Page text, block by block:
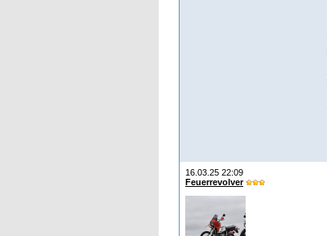
16.03.25 22:09
Feuerrevolver